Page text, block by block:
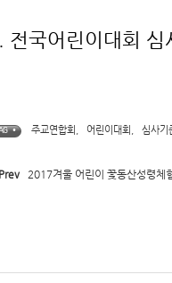
전국어린이대회 심
• 주교연합회 어린이대회 심사기
2017겨울 어린이 꽃동산성령체